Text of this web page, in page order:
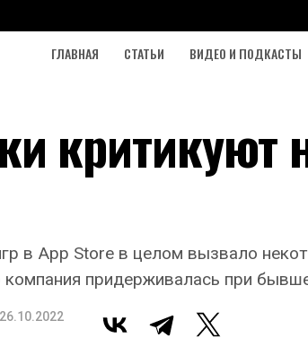
ГЛАВНАЯ СТАТЬИ ВИДЕО И ПОДКАСТЫ
в App Store в целом вызвало
компания придерживалась при
26.10.2022